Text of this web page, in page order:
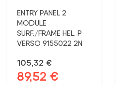
ENTRY PANEL 2
MODULE
SURF./FRAME HEL. P
VERSO 9155022 2N
105,32€
Sākotnējā
89,52 €